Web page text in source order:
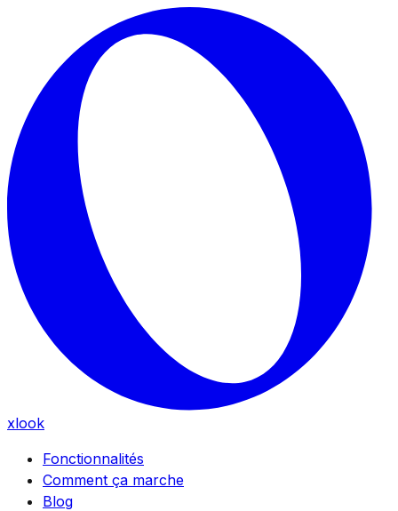
Skip to main content
xlook
Fonctionnalités
Comment ça marche
Blog